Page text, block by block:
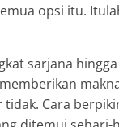
opsi itu.
sarjana
Cara